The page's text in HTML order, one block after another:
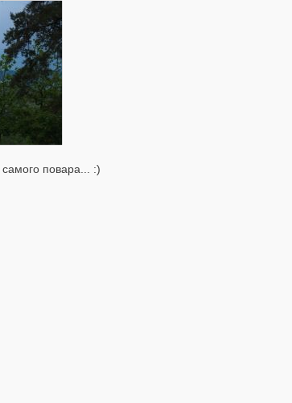
повара... :)